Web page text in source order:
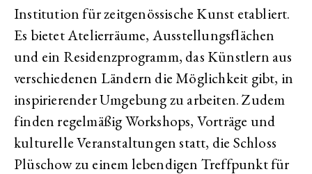
Institution für zeitgenössische Kunst etabliert.
Es bietet Atelierräume, Ausstellungsflächen
und ein Residenzprogramm, das Künstlern aus
verschiedenen Ländern die Möglichkeit gibt, in
inspirierender Umgebung zu arbeiten. Zudem
finden regelmäßig Workshops, Vorträge und
kulturelle Veranstaltungen statt, die Schloss
Plüschow zu einem lebendigen Treffpunkt für